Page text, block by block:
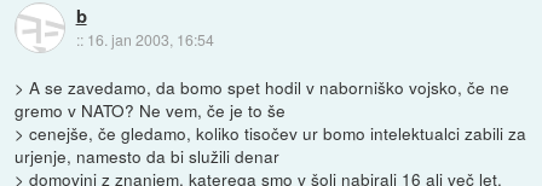
b
:: 16. jan 2003, 16:54
> A se zavedamo, da bomo spet hodil v naborniško vojsko, če ne
gremo v NATO? Ne vem, če je to še
> cenejše, če gledamo, koliko tisočev ur bomo intelektualci zabili za
urjenje, namesto da bi služili denar
> domovini z znanjem, katerega smo v šoli nabirali 16 ali več let.